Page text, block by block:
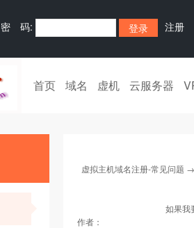
密 码: 注册
首页 域名 虚机 云服务器
虚拟主机域名注册-常见问题
如果我
作者：